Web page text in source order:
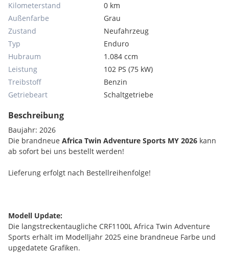
Kilometerstand
0 km
Außenfarbe
Grau
Zustand
Neufahrzeug
Typ
Enduro
Hubraum
1.084 ccm
Leistung
102 PS (75 kW)
Treibstoff
Benzin
Getriebeart
Schaltgetriebe
Beschreibung
Baujahr: 2026
Die brandneue Africa Twin Adventure Sports MY 2026 kann
ab sofort bei uns bestellt werden!
Lieferung erfolgt nach Bestellreihenfolge!
Modell Update:
Die langstreckentaugliche CRF1100L Africa Twin Adventure
Sports erhält im Modelljahr 2025 eine brandneue Farbe und
upgedatete Grafiken.